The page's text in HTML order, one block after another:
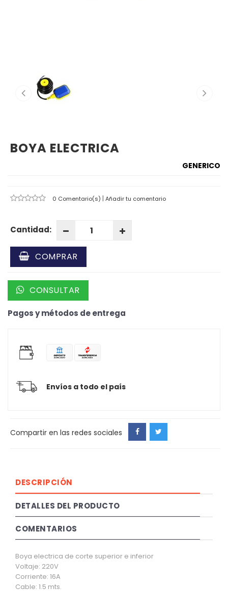
BOYA ELECTRICA
GENERICO
0 Comentario(s) | Añadir tu comentario
Cantidad:
COMPRAR
CONSULTAR
Pagos y métodos de entrega
Envíos a todo el país
Compartir en las redes sociales
DESCRIPCIÓN
DETALLES DEL PRODUCTO
COMENTARIOS
Boya electrica de corte superior e inferior
Voltaje: 220V
Corriente: 16A
Cable: 1.5 mts.